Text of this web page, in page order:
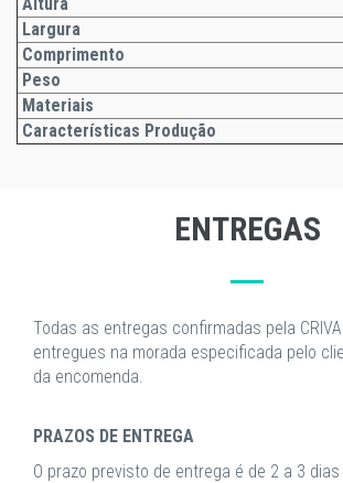
Largura
Comprimento
Peso
Materiais
Características Produção
ENTREGAS
Todas as entregas confirmadas pela
entregues na morada especificada pelo
da encomenda.
PRAZOS DE ENTREGA
O prazo previsto de entrega é de 2 a 3